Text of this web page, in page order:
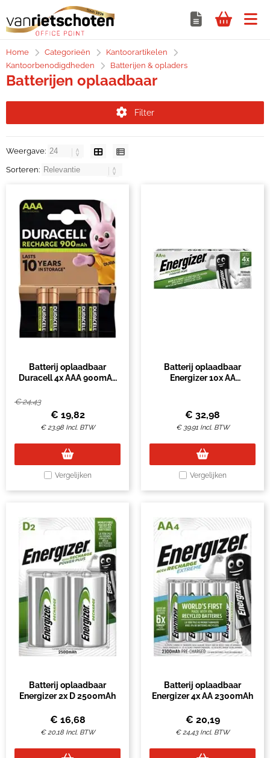
Home Categorieën
Kantoorartikelen
Kantoorbenodigdheden
Batterijen & opladers
Batterijen oplaadbaar
Filter
Weergave:
Sorteren:
Batterij oplaadbaar
Duracell 4x AAA 900mAh
€24,43
€ 19,82
€23,98 Incl. BTW
Vergelijken
Batterij oplaadbaar
Energizer 10x AA
€ 32,98
€ 39,91 Incl. BTW
Vergelijken
Batterij oplaadbaar
Energizer 2x D 2500mAh
€ 16,68
€20,18 Incl. BTW
Batterij oplaadbaar
Energizer 4x AA 2300mAh
€ 20,19
€24,43 Incl. BTW